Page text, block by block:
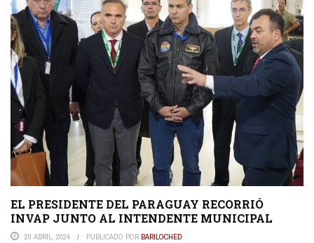
EL PRESIDENTE DEL PARAGUAY RECORRIÓ
INVAP JUNTO AL INTENDENTE MUNICIPAL
20 ABRIL, 2024 PUBLICADO POR BARILOCHED